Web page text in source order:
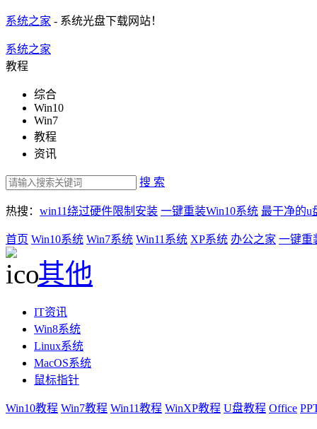
系统之家 - 系统光盘下载网站！
系统之家
教程
综合
Win10
Win7
教程
资讯
搜 索
热搜： win11绕过硬件限制安装 一键重装Win10系统 最干净的u
首页 Win10系统 Win7系统 Win11系统 XP系统 办公之家 一键重
其他
IT资讯
Win8系统
Linux系统
MacOS系统
鼠标指针
Win10教程 Win7教程 Win11教程 WinXP教程 U盘教程 Office